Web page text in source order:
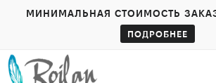
МИНИМАЛЬНАЯ СТОИМОСТЬ
ПОДРОБНЕЕ